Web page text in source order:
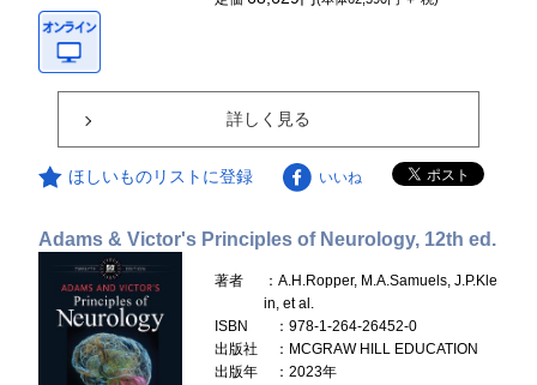
詳しく見る
ほしいものリストに登録 いいね
Adams & Victor's Principles of Neurology, 12th ed.
著者
：A.H.Ropper, M.A.Samuels, J.P.Kle
in, et al.
ISBN
：978-1-264-26452-0
出版社
：MCGRAW HILL EDUCATION
出版年
：2023年